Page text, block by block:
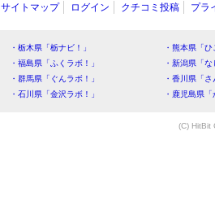
サイトマップ ログイン クチコミ投稿 プラ
・栃木県「栃ナビ！」
・熊本県「
・福島県「ふくラボ！」
・新潟県「
・群馬県「ぐんラボ！」
・香川県「
・石川県「金沢ラボ！」
・鹿児島県
(C) HitBit